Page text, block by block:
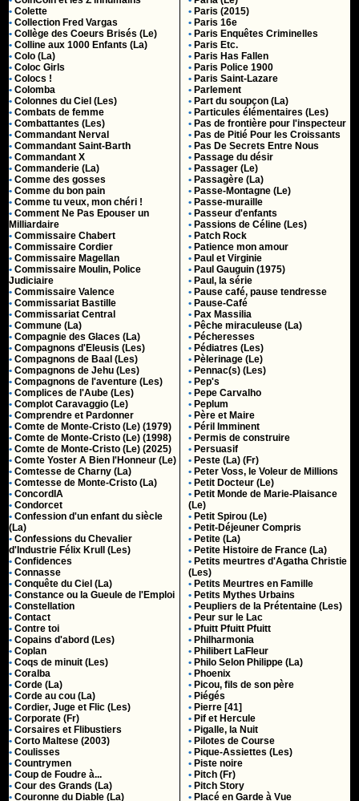
• Colette
• Collection Fred Vargas
• Collège des Coeurs Brisés (Le)
• Colline aux 1000 Enfants (La)
• Colo (La)
• Coloc Girls
• Colocs !
• Colomba
• Colonnes du Ciel (Les)
• Combats de femme
• Combattantes (Les)
• Commandant Nerval
• Commandant Saint-Barth
• Commandant X
• Commanderie (La)
• Comme des gosses
• Comme du bon pain
• Comme tu veux, mon chéri !
• Comment Ne Pas Epouser un
Milliardaire
• Commissaire Chabert
• Commissaire Cordier
• Commissaire Magellan
• Commissaire Moulin, Police
Judiciaire
• Commissaire Valence
• Commissariat Bastille
• Commissariat Central
• Commune (La)
• Compagnie des Glaces (La)
• Compagnons d'Eleusis (Les)
• Compagnons de Baal (Les)
• Compagnons de Jehu (Les)
• Compagnons de l'aventure (Les)
• Complices de l'Aube (Les)
• Complot Caravaggio (Le)
• Comprendre et Pardonner
• Comte de Monte-Cristo (Le) (1979)
• Comte de Monte-Cristo (Le) (1998)
• Comte de Monte-Cristo (Le) (2025)
• Comte Yoster A Bien l'Honneur (Le)
• Comtesse de Charny (La)
• Comtesse de Monte-Cristo (La)
• ConcordIA
• Condorcet
• Confession d'un enfant du siècle
(La)
• Confessions du Chevalier
d'Industrie Félix Krull (Les)
• Confidences
• Connasse
• Conquête du Ciel (La)
• Constance ou la Gueule de l'Emploi
• Constellation
• Contact
• Contre toi
• Copains d'abord (Les)
• Coplan
• Coqs de minuit (Les)
• Coralba
• Corde (La)
• Corde au cou (La)
• Cordier, Juge et Flic (Les)
• Corporate (Fr)
• Corsaires et Flibustiers
• Corto Maltese (2003)
• Coulisses
• Countrymen
• Coup de Foudre à...
• Cour des Grands (La)
• Couronne du Diable (La)
• Paris (2015)
• Paris 16e
• Paris Enquêtes Criminelles
• Paris Etc.
• Paris Has Fallen
• Paris Police 1900
• Paris Saint-Lazare
• Parlement
• Part du soupçon (La)
• Particules élémentaires (Les)
• Pas de frontière pour l'inspecteur
• Pas de Pitié Pour les Croissants
• Pas De Secrets Entre Nous
• Passage du désir
• Passager (Le)
• Passagère (La)
• Passe-Montagne (Le)
• Passe-muraille
• Passeur d'enfants
• Passions de Céline (Les)
• Patch Rock
• Patience mon amour
• Paul et Virginie
• Paul Gauguin (1975)
• Paul, la série
• Pause café, pause tendresse
• Pause-Café
• Pax Massilia
• Pêche miraculeuse (La)
• Pécheresses
• Pédiatres (Les)
• Pèlerinage (Le)
• Pennac(s) (Les)
• Pep's
• Pepe Carvalho
• Peplum
• Père et Maire
• Péril Imminent
• Permis de construire
• Persuasif
• Peste (La) (Fr)
• Peter Voss, le Voleur de Millions
• Petit Docteur (Le)
• Petit Monde de Marie-Plaisance
(Le)
• Petit Spirou (Le)
• Petit-Déjeuner Compris
• Petite (La)
• Petite Histoire de France (La)
• Petits meurtres d'Agatha Christie
(Les)
• Petits Meurtres en Famille
• Petits Mythes Urbains
• Peupliers de la Prétentaine (Les)
• Peur sur le Lac
• Pfuitt Pfuitt Pfuitt
• Philharmonia
• Philibert LaFleur
• Philo Selon Philippe (La)
• Phoenix
• Picou, fils de son père
• Piégés
• Pierre [41]
• Pif et Hercule
• Pigalle, la Nuit
• Pilotes de Course
• Pique-Assiettes (Les)
• Piste noire
• Pitch (Fr)
• Pitch Story
• Placé en Garde à Vue